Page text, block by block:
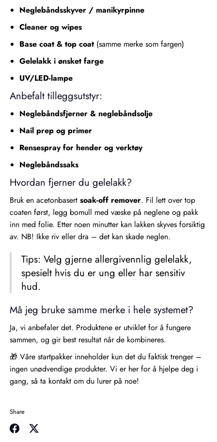
Neglebåndsskyver / manikyrpinne
Cleaner og wipes
Base coat & top coat (samme merke som fargen)
Gelelakk i ønsket farge
UV/LED-lampe
Anbefalt tilleggsutstyr:
Neglebåndsfjerner & neglebåndsolje
Nail prep og primer
Rensespray for hender og verktøy
Neglebåndssaks
Hvordan fjerner du gelelakk?
Bruk en acetonbasert soak-off remover. Fil lett over top
coaten først, legg bomull med væske på neglene og pakk
inn med folie. Etter noen minutter kan lakken skyves forsiktig
av. NB! Ikke riv eller dra – det kan skade neglen.
Tips: Velg gjerne allergivennlig gelelakk,
spesielt hvis du er ung eller har sensitiv
hud.
Må jeg bruke samme merke i hele systemet?
Ja, vi anbefaler det. Produktene er utviklet for å fungere
sammen, og gir best resultat når de kombineres.
🎁 Våre startpakker inneholder kun det du faktisk trenger –
ingen unødvendige produkter. Vi er her for å hjelpe deg i
gang, så ta kontakt om du lurer på noe!
Share